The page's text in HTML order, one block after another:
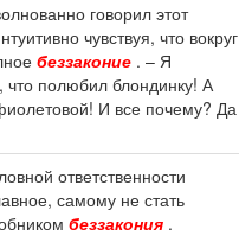
говорил этот
чувствуя, что вокруг
беззаконие . – Я
что полюбил блондинку! А
И все почему? Да
ответственности
самому не стать
беззакония .